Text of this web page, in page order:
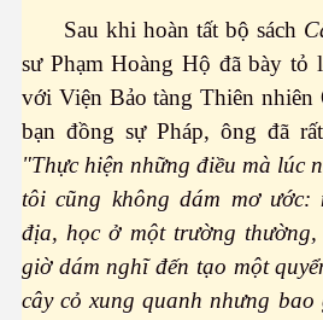
Sau khi hoàn tất bộ sách
sư Phạm Hoàng Hộ đã bày tỏ
với Viện Bảo tàng Thiên nhiên
bạn đồng sự Pháp, ông đã
"Thực hiện những điều mà lúc
tôi cũng không dám mơ ước:
địa, học ở một trường
giờ dám nghĩ đến tạo một
cây cỏ xung quanh nhưng